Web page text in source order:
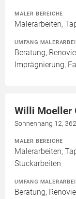
MALER BEREICHE
Malerarbeiten,
UMFANG
Beratung,
Imprägnierung,
Willi Moeller
Sonnenhang 12,
MALER BEREICHE
Malerarbeiten,
Stuckarbeiten
UMFANG
Beratung,